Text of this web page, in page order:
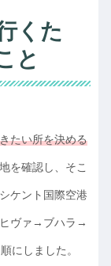
くた
と
たい所を決める
を確認し、そこ
ケント国際空港
ヴァ→ブハラ→
にしました。